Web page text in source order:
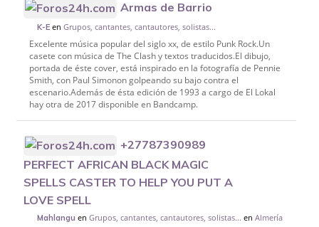
Armas de Barrio
K-E enGrupos, cantantes, cantautores, solistas...
Excelente música popular del siglo xx, de estilo Punk Rock.Un
casete con música de The Clash y textos traducidos.El dibujo,
portada de éste cover, está inspirado en la fotografía de Pennie
Smith, con Paul Simonon golpeando su bajo contra el
escenario.Además de ésta edición de 1993 a cargo de El Lokal
hay otra de 2017 disponible en Bandcamp.
+27787390989
PERFECT AFRICAN BLACK MAGIC
SPELLS CASTER TO HELP YOU PUT A
LOVE SPELL
Mahlangu enGrupos, cantantes, cantautores, solistas... enAlmería